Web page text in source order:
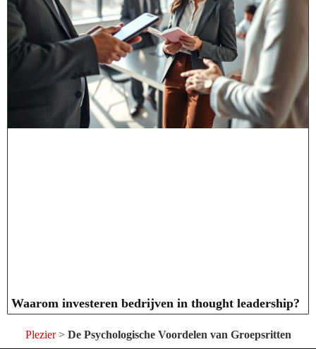
Waarom investeren bedrijven in thought leadership?
Plezier> De Psychologische Voordelen van Groepsritten